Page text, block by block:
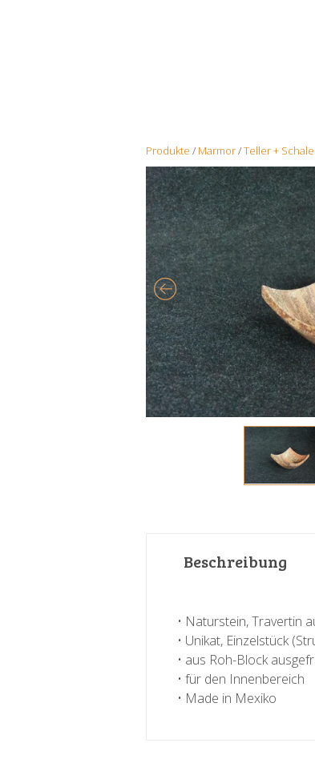
Produkte / Marmor/Teller +
Beschreibung
• Naturstein, Travertin
• Unikat, Einzelstück
• aus Roh-Block
• für den Innenbereich
• Made in Mexiko